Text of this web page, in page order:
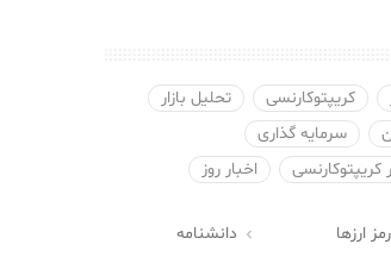
کریپتوکارنسی
تحلیل بازار
سرمایه گذاری
کریپتوکارنسی اخبار روز
رمز ارزها 
دانشنامه